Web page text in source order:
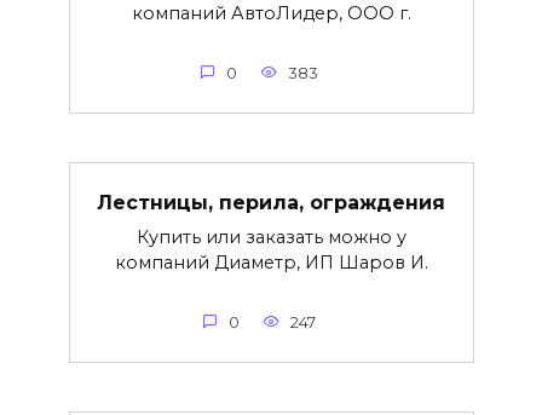
компаний АвтоЛидер, ООО г.
0 383
Лестницы, перила, ограждения
Купить или заказать можно у
компаний Диаметр, ИП Шаров И.
0 247